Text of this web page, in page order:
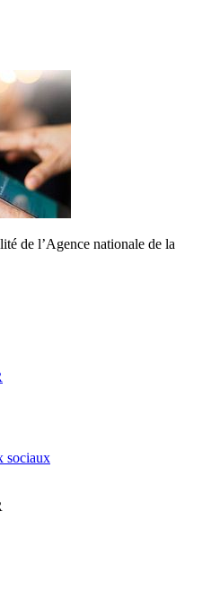
de l’Agence nationale de la
sociaux